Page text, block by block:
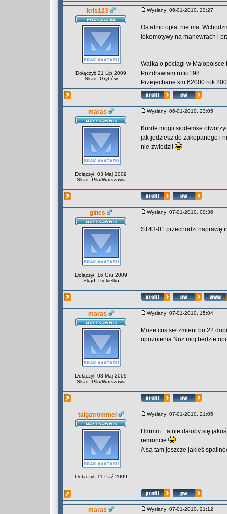
kris123
Dołączył: 21 Lip 2009
Skąd: Grybów
Wysłany: 06-01-2010, 20:27
Ostatnio opłat nie ma.
lokomotywy na manewrach i
Walka o pociągi w Malopolsce
Pozdrawiam rufio198
Przejechane km 62000 rok
maras
Dołączył: 03 Maj 2009
Skąd: Piła/Warszawa
Wysłany: 06-01-2010, 23:05
Kurde mogli siodemke
jak jedziesz do zakopanego i
nie zwiedzil
gines
Dołączył: 16 Gru 2009
Skąd: Piekiełko
Wysłany: 07-01-2010, 00:36
ST43-01 przechodzi naprawę
maras
Dołączył: 03 Maj 2009
Skąd: Piła/Warszawa
Wysłany: 07-01-2010, 15:04
Moze cos sie zmieni bo 22
opoznienia.Nuz moj bedzie
taigatrommel
Dołączył: 11 Paź 2009
Wysłany: 07-01-2010, 21:05
Hmmm... a nie dałoby się
remoncie
A są tam jeszcze jakieś
maras Wysłany: 07-01-2010, 21:12